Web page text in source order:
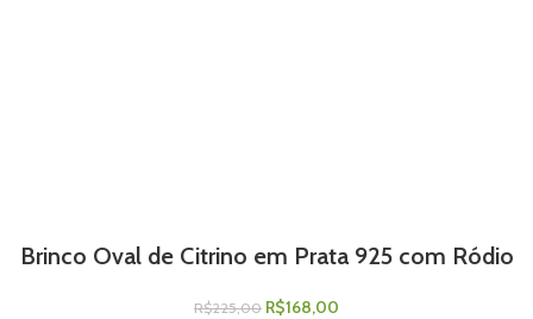
Brinco Oval de Citrino em Prata 925 com Ródio
R$225,00 R$168,00